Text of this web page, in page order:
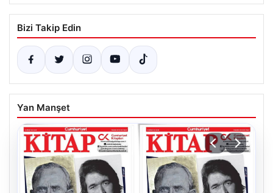
Bizi Takip Edin
Yan Manşet